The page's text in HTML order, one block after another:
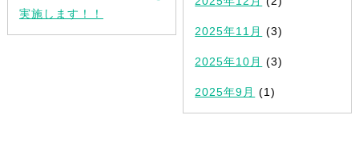
実施します！！
2025年11月 (3)
2025年10月 (3)
2025年9月 (1)